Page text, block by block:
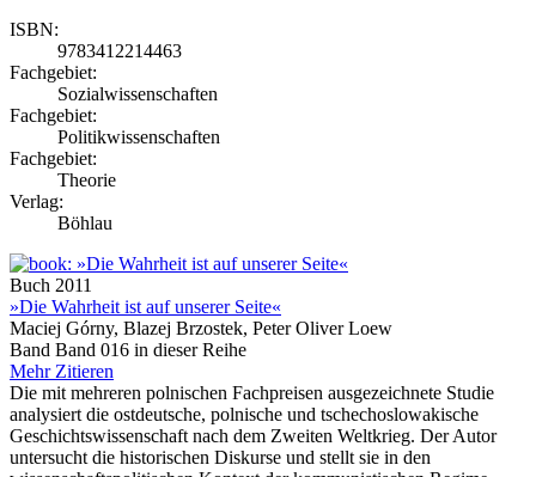
ISBN:
9783412214463
Fachgebiet:
Sozialwissenschaften
Fachgebiet:
Politikwissenschaften
Fachgebiet:
Theorie
Verlag:
Böhlau
Buch 2011
»Die Wahrheit ist auf unserer Seite«
Maciej Górny, Blazej Brzostek, Peter Oliver Loew
Band Band 016 in dieser Reihe
Mehr Zitieren
Die mit mehreren polnischen Fachpreisen ausgezeichnete Studie
analysiert die ostdeutsche, polnische und tschechoslowakische
Geschichtswissenschaft nach dem Zweiten Weltkrieg. Der Autor
untersucht die historischen Diskurse und stellt sie in den